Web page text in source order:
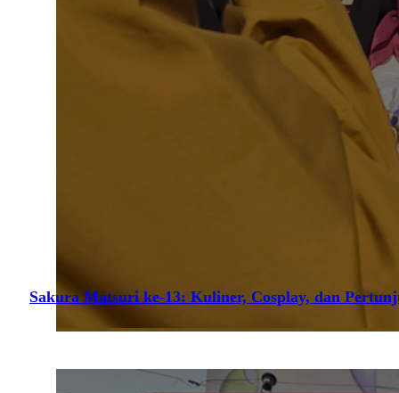
Sakura Matsuri ke-13: Kuliner, Cosplay, dan